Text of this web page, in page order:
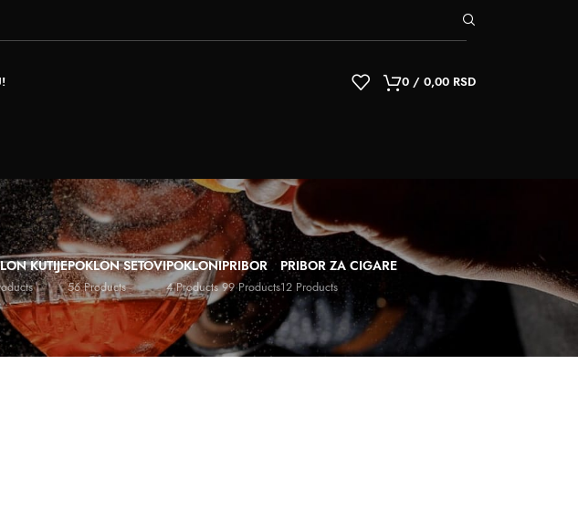
0 / 0,00 RSD
KUTIJEPOKLON SETOVI
56 Products
POKLONI
4 Products
PRIBOR
99 Products
PRIBOR ZA CIGARE
12 Products
Show 9 12 18 24